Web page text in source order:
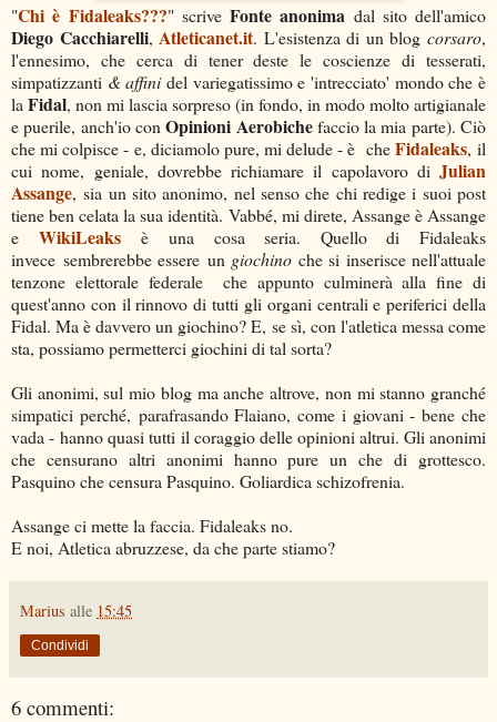
"Chi è Fidaleaks???" scrive Fonte anonima dal sito dell'amico
Diego Cacchiarelli, Atleticanet.it. L'esistenza di un blogcorsaro,
l'ennesimo, che cerca di tener deste le coscienze di tesserati,
simpatizzanti & affinidel variegatissimo e 'intrecciato' mondo che è
la Fidal, non mi lascia sorpreso (in fondo, in modo molto artigianale
e puerile, anch'io conOpinioni Aerobichefaccio la mia parte). Ciò
che mi colpisce - e, diciamolo pure, mi delude - è cheFidaleaks, il
cui nome, geniale, dovrebbe richiamare il capolavoro di Julian
Assange, sia un sito anonimo, nel senso che chi redige i suoi post
tiene ben celata la sua identità. Vabbé, mi direte, Assange è Assange
e WikiLeaksè una cosa seria. Quello di Fidaleaks
invece sembrerebbe essere un giochino che si inserisce nell'attuale
tenzone elettorale federale che appunto culminerà alla fine di
quest'anno con il rinnovo di tutti gli organi centrali e periferici della
Fidal. Ma è davvero un giochino? E, se sì, con l'atletica messa come
sta, possiamo permetterci giochini di tal sorta?
Gli anonimi, sul mio blog ma anche altrove, non mi stanno granché
simpatici perché, parafrasando Flaiano, come i giovani - bene che
vada - hanno quasi tutti il coraggio delle opinioni altrui. Gli anonimi
che censurano altri anonimi hanno pure un che di grottesco.
Pasquino che censura Pasquino. Goliardica schizofrenia.
Assange ci mette la faccia. Fidaleaks no.
E noi, Atletica abruzzese, da che parte stiamo?
Marius alle 15:45
Condividi
6 commenti: